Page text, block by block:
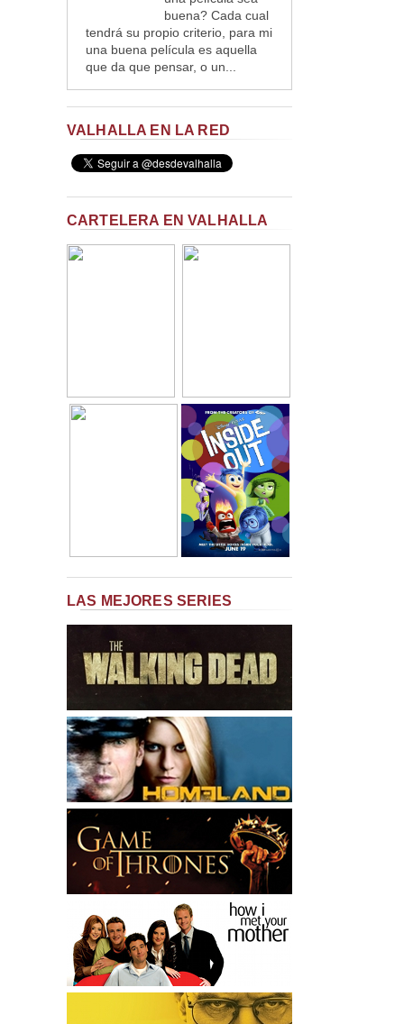
buena? Cada cual
tendrá su propio criterio, para mi
una buena película es aquella
que da que pensar, o un...
VALHALLA EN LA RED
CARTELERA EN VALHALLA
LAS MEJORES SERIES